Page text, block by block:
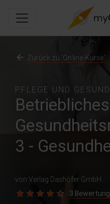
PFLEGE UND
Betriebliches
3 -
von Verlag Dashöfer GmbH
3
Zurück zu 'Online-Kurse'